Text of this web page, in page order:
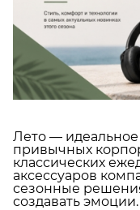
Лето —
привычных
классических
аксессуаров
сезонные
создавать эмоции.